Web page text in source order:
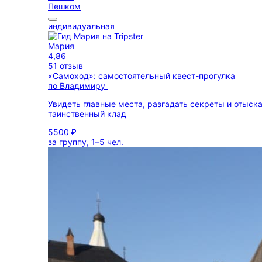
Пешком
индивидуальная
Мария
4,86
51 отзыв
«Самоход»: самостоятельный квест-прогулка
по Владимиру
Увидеть главные места, разгадать секреты и
таинственный клад
5500 ₽
за группу, 1–5 чел.